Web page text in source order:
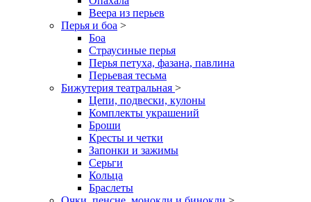
Веера из перьев
Перья и боа >
Боа
Страусиные перья
Перья петуха, фазана, павлина
Перьевая тесьма
Бижутерия театральная >
Цепи, подвески, кулоны
Комплекты украшений
Броши
Кресты и четки
Запонки и зажимы
Серьги
Кольца
Браслеты